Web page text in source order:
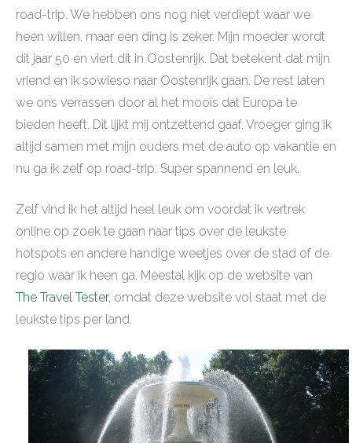
road-trip. We hebben ons nog niet verdiept waar we
heen willen, maar een ding is zeker. Mijn moeder wordt
dit jaar 50 en viert dit in Oostenrijk. Dat betekent dat mijn
vriend en ik sowieso naar Oostenrijk gaan. De rest laten
we ons verrassen door al het moois dat Europa te
bieden heeft. Dit lijkt mij ontzettend gaaf. Vroeger ging ik
altijd samen met mijn ouders met de auto op vakantie en
nu ga ik zelf op road-trip. Super spannend en leuk.
Zelf vind ik het altijd heel leuk om voordat ik vertrek
online op zoek te gaan naar tips over de leukste
hotspots en andere handige weetjes over de stad of de
regio waar ik heen ga. Meestal kijk op de website van
The Travel Tester, omdat deze website vol staat met de
leukste tips per land.